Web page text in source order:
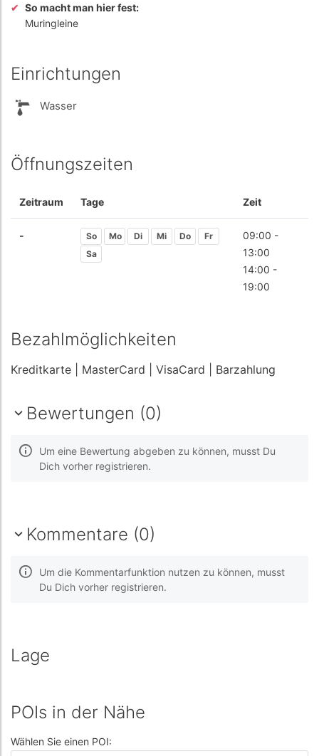
So macht man hier fest:
Muringleine
Einrichtungen
Wasser
Öffnungszeiten
Zeitraum Tage Zeit
- So Mo Di Mi Do
Fr
Sa
09:00 -
13:00
14:00 -
19:00
Bezahlmöglichkeiten
Kreditkarte | MasterCard | VisaCard | Barzahlung
Bewertungen (0)
Um eine Bewertung abgeben zu können, musst Du
Dich vorher registrieren.
Kommentare (0)
Um die Kommentarfunktion nutzen zu können, musst
Du Dich vorher registrieren.
Lage
POIs in der Nähe
Wählen Sie einen POI: